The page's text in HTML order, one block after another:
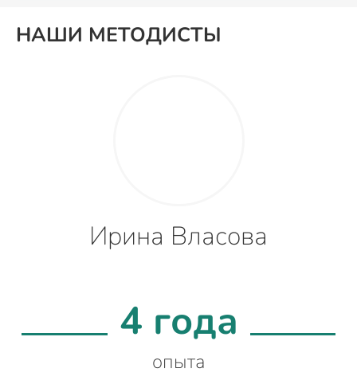
НАШИ МЕТОДИСТЫ
Ирина Власова
4 года
опыта